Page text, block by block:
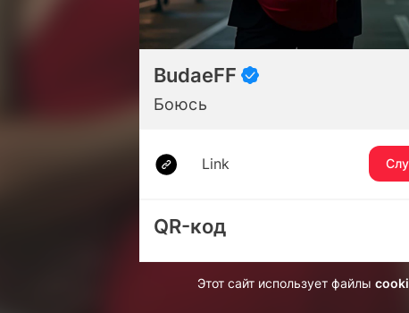
BudaeFF
Боюсь
Link
QR-код
Этот сайт использует файлы